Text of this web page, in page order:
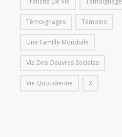
Témoignages Témoins
Une Famille Mondiale
Vie Des Oeuvres Sociales
Vie Quotidienne X